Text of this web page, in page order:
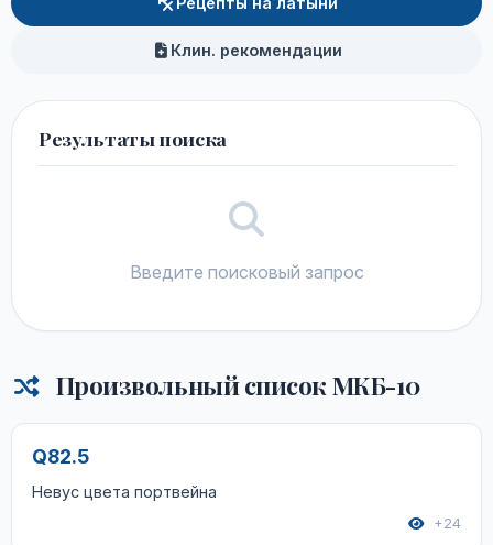
Клин. рекомендации
Результаты поиска
Введите поисковый запрос
Произвольный список МКБ-10
Q82.5
Невус цвета портвейна
+24